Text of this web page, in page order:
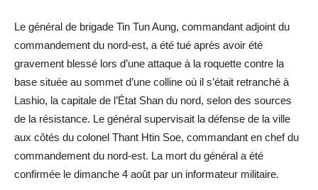
Le général de brigade Tin Tun Aung, commandant adjoint du
commandement du nord-est, a été tué après avoir été
gravement blessé lors d’une attaque à la roquette contre la
base située au sommet d’une colline où il s’était retranché à
Lashio, la capitale de l’État Shan du nord, selon des sources
de la résistance. Le général supervisait la défense de la ville
aux côtés du colonel Thant Htin Soe, commandant en chef du
commandement du nord-est. La mort du général a été
confirmée le dimanche 4 août par un informateur militaire.